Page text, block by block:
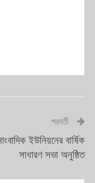
পরবর্তী
ইউনিয়নের বার্ষিক
সাধারণ সভা অনুষ্ঠিত